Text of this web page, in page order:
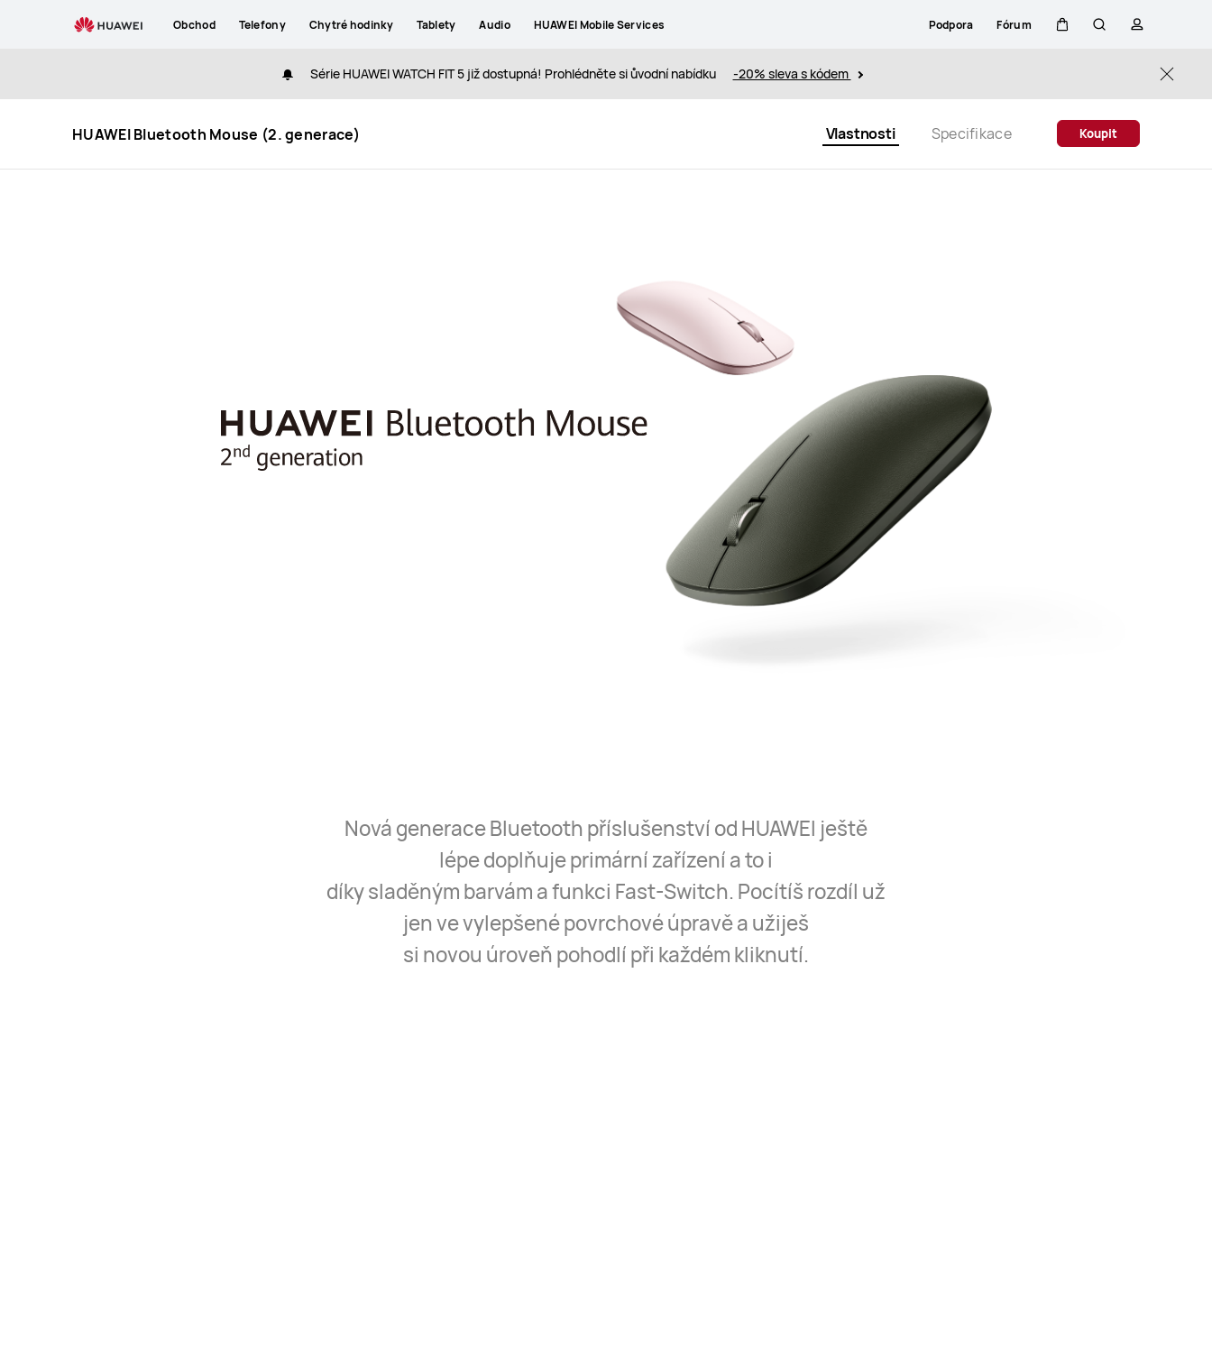
generace)
Obchod Telefony Chytré hodinky Tablety Audio HUAWEI Mobile Services Podpora Fórum
Série HUAWEI WATCH FIT 5 již dostupná! Prohlédněte si ůvodní nabídku -20% sleva s kódem Close
HUAWEI Bluetooth Mouse (2. generace) Vlastnosti Specifikace Koupit
Nová generace Bluetooth příslušenství od HUAWEI ještě
lépe doplňuje primární zařízení a to i
díky sladěným barvám a funkci Fast-Switch. Pocítíš rozdíl už
jen ve vylepšené povrchové úpravě a užiješ
si novou úroveň pohodlí při každém kliknutí.